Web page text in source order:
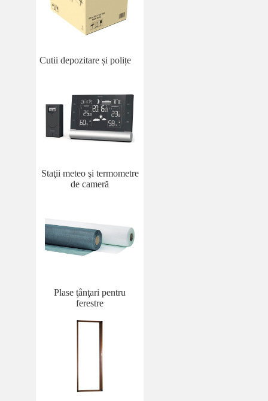
Cutii depozitare și polițe
Staţii meteo şi termometre
de cameră
Plase ţânţari pentru
ferestre